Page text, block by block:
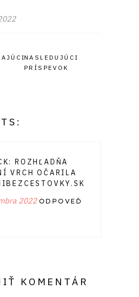
NASLEDUJÚCI
PRÍSPEVOK
ROZHĽADŇA
VRCH OČARILA
2022 ODPOVEĎ
KOMENTÁR